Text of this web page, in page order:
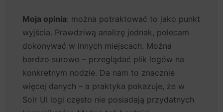
Moja opinia: można potraktować to jako punkt
wyjścia. Prawdziwą analizę jednak, polecam
dokonywać w innych miejscach. Można
bardzo surowo – przeglądać plik logów na
konkretnym nodzie. Da nam to znacznie
więcej danych – a praktyka pokazuje, że w
Solr UI logi często nie posiadają przydatnych